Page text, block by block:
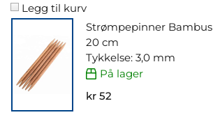
Legg til kurv
Strømpepinner Bambus
20 cm
Tykkelse: 3,0 mm
På lager
kr 52